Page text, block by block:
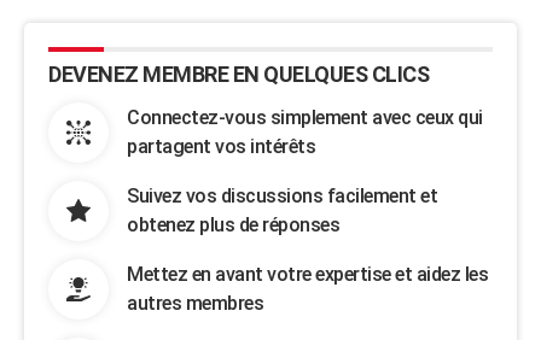
DEVENEZ MEMBRE EN QUELQUES CLICS
Connectez-vous simplement avec ceux qui
partagent vos intérêts
Suivez vos discussions facilement et
obtenez plus de réponses
Mettez en avant votre expertise et aidez les
autres membres